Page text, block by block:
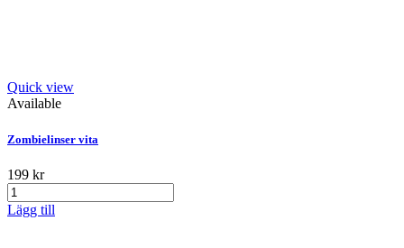
Quick view
Available
Zombielinser vita
199 kr
Lägg till